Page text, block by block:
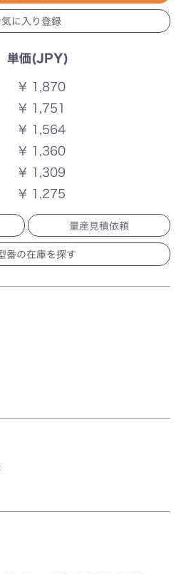
単価(JPY)
¥ 1,870
¥ 1,751
¥ 1,564
¥ 1,360
¥ 1,309
¥ 1,275
量産見積依頼